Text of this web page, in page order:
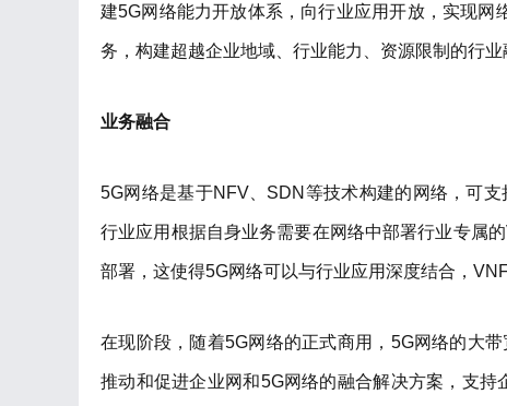
建5G网络能力开放体系，向行业应用开放，实现
务，构建超越企业地域、行业能力、资源限制的行业
业务融合
5G网络是基于NFV、SDN等技术构建的网络，可
行业应用根据自身业务需要在网络中部署行业专属
部署，这使得5G网络可以与行业应用深度结合，
在现阶段，随着5G网络的正式商用，5G网络的大
推动和促进企业网和5G网络的融合解决方案，支